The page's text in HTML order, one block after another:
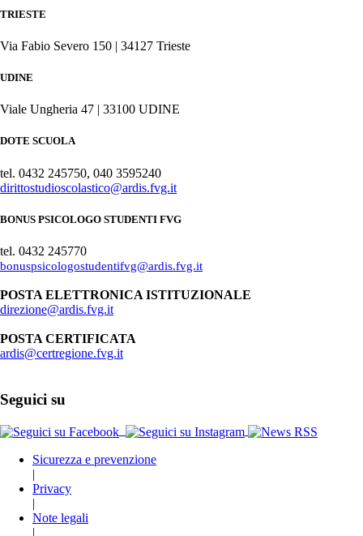
TRIESTE
Via Fabio Severo 150 | 34127 Trieste
UDINE
Viale Ungheria 47 | 33100 UDINE
DOTE SCUOLA
tel. 0432 245750, 040 3595240
dirittostudioscolastico@ardis.fvg.it
BONUS PSICOLOGO STUDENTI FVG
tel. 0432 245770
bonuspsicologostudentifvg@ardis.fvg.it
POSTA ELETTRONICA ISTITUZIONALE
direzione@ardis.fvg.it
POSTA CERTIFICATA
ardis@certregione.fvg.it
Seguici su
Sicurezza e prevenzione
|
Privacy
|
Note legali
|